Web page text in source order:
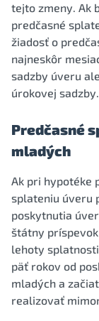
tejto zmeny. Ak
predčasné
žiadosť o
najneskôr
sadzby úveru
úrokovej sadzby.
Predčasné
mladých
Ak pri hypotéke
splateniu úveru
poskytnutia
štátny
lehoty
päť rokov od
mladých a
realizovať